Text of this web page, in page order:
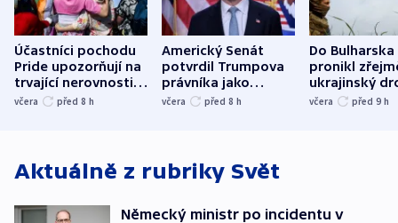
Účastníci pochodu
Pride upozorňují na
trvající nerovnosti i
společenskou
včera před 8 h
Americký Senát
potvrdil Trumpova
právníka jako
ministra
včera před 8 h
Do Bulharska
pronikl
ukrajinský
explodoval
včera před 9 h
Aktuálně z rubriky Svět
Německý ministr po incidentu v